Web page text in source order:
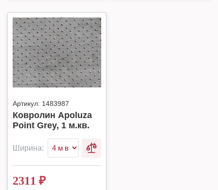
Артикул: 1483987
Ковролин Apoluza
Point Grey, 1 м.кв.
Ширина:
2311 ₽